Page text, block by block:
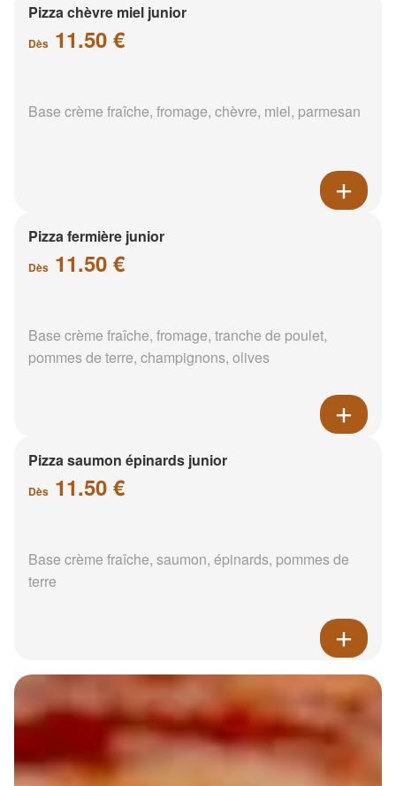
Pizza chèvre miel junior
Dès 11.50 €
Base crème fraîche, fromage, chèvre, miel, parmesan
Pizza fermière junior
Dès 11.50 €
Base crème fraîche, fromage, tranche de poulet,
pommes de terre, champignons, olives
Pizza saumon épinards junior
Dès 11.50 €
Base crème fraîche, saumon, épinards, pommes de
terre